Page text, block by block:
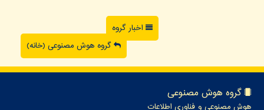
اخبار گروه
گروه هوش مصنوعی (خانه)
گروه هوش مصنوعی
هوش مصنوعی و فناوری اطلاعات